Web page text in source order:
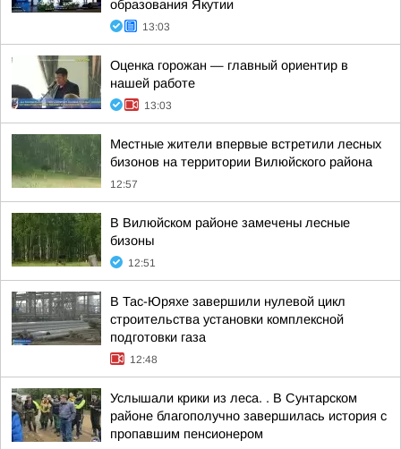
образования Якутии
13:03
Оценка горожан — главный ориентир в
нашей работе
13:03
Местные жители впервые встретили лесных
бизонов на территории Вилюйского района
12:57
В Вилюйском районе замечены лесные
бизоны
12:51
В Тас-Юряхе завершили нулевой цикл
строительства установки комплексной
подготовки газа
12:48
Услышали крики из леса. . В Сунтарском
районе благополучно завершилась история с
пропавшим пенсионером